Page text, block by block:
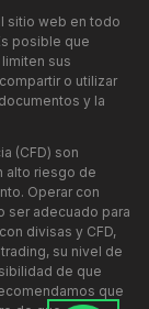
sitio web en todo
posible que
sus
o utilizar
y la
(CFD) son
alto riesgo de
Operar con
ser adecuado para
divisas y CFD,
su nivel de
de que
que